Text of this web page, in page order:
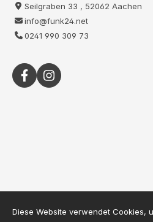
Seilgraben 33 , 52062 Aachen
info@funk24.net
0241 990 309 73
Diese Website verwendet Cookies,